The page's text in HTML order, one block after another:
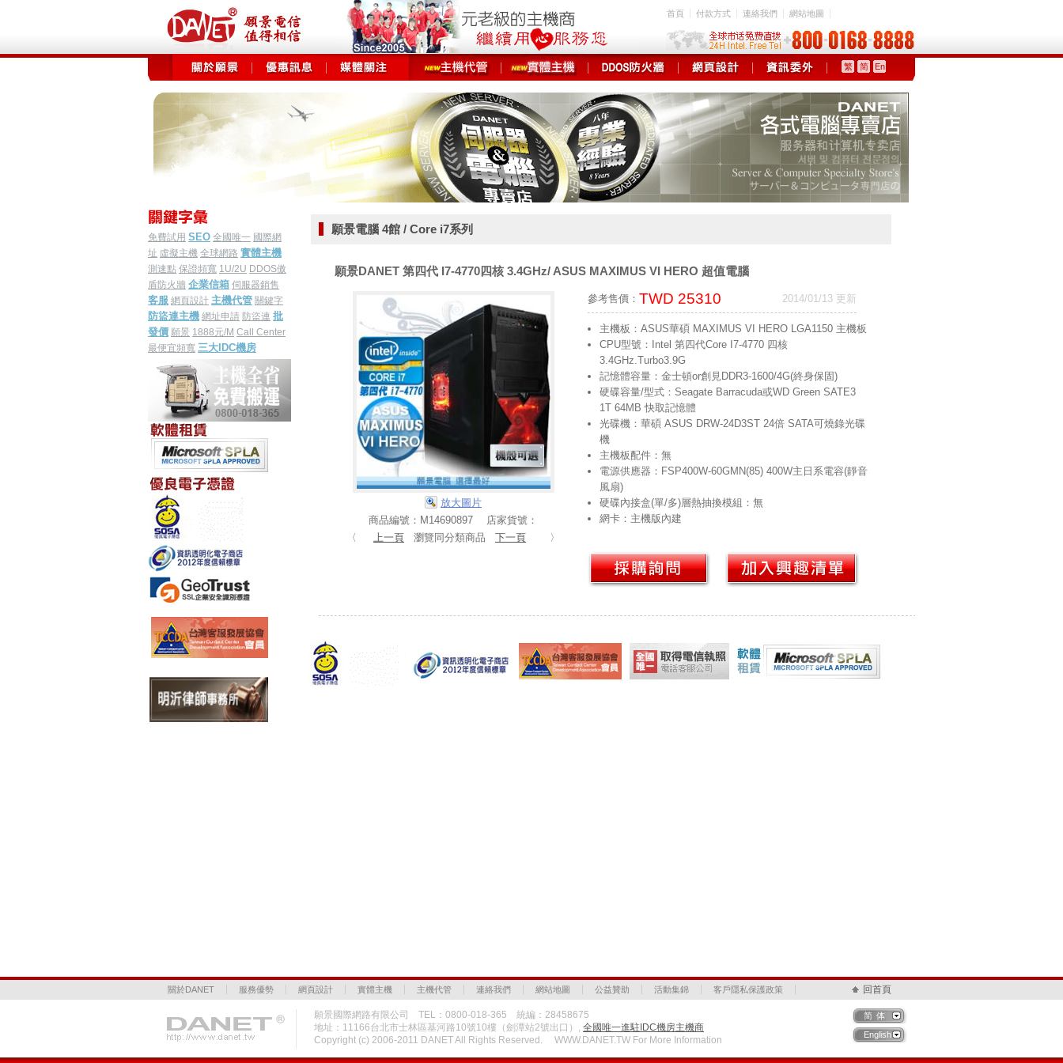
首頁 付款方式 連絡我們 網站地圖
繁 简 En
免費試用 SEO 全國唯一 國際網
址 虛擬主機 全球網路 實體主機
測速點 保證頻寬 1U/2U DDOS傲
盾防火牆 企業信箱 伺服器銷售
客服 網頁設計 主機代管 關鍵字
防盜連主機 網址申請 防盜連 批
發價 願景 1888元/M Call Center
最便宜頻寬 三大IDC機房
願景電腦 4館 / Core i7系列
願景DANET 第四代 I7-4770四核 3.4GHz/ ASUS MAXIMUS VI HERO 超值電腦
放大圖片
商品編號：M14690897 店家貨號：
〈
上一頁 瀏覽同分類商品 下一頁 〉
參考售價： TWD 25310 2014/01/13 更新
主機板：ASUS華碩 MAXIMUS VI HERO LGA1150 主機板
CPU型號：Intel 第四代Core I7-4770 四核
3.4GHz.Turbo3.9G
記憶體容量：金士頓or創見DDR3-1600/4G(終身保固)
硬碟容量/型式：Seagate Barracuda或WD Green SATE3
1T 64MB 快取記憶體
光碟機：華碩 ASUS DRW-24D3ST 24倍 SATA可燒錄光碟
機
主機板配件：無
電源供應器：FSP400W-60GMN(85) 400W主日系電容(靜音
風扇)
硬碟內接盒(單/多)層熱抽換模組：無
網卡：主機版內建
關於DANET 服務優勢 網頁設計 實體主機 主機代管 連絡我們 網站地圖 公益贊助 活動集錦 客戶隱私保護政策 回首頁
願景國際網路有限公司 TEL：0800-018-365 統編：28458675
地址：11166台北市士林區基河路10號10樓（劍潭站2號出口）, 全國唯一進駐IDC機房主機商
Copyright (c) 2006-2011 DANET All Rights Reserved. WWW.DANET.TW For More Information
简体
English